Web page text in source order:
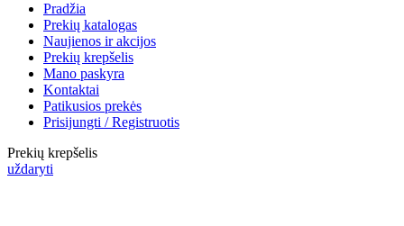
Pradžia
Prekių katalogas
Naujienos ir akcijos
Prekių krepšelis
Mano paskyra
Kontaktai
Patikusios prekės
Prisijungti / Registruotis
Prekių krepšelis
uždaryti